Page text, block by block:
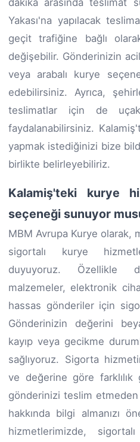
Yakası'na yapılacak
geçit trafiğine bağlı
değişebilir. Gönderinizin
veya arabalı kurye
edebilirsiniz. Ayrıca,
teslimatlar için de
faydalanabilirsiniz.
yapmak istediğinizi bize
birlikte belirleyebiliriz.
Kalamiş'teki kurye
seçeneği sunuyor
MBM Avrupa Kurye olarak,
sigortalı kurye
duyuyoruz. Özellikle
malzemeler, elektronik
hassas gönderiler için
Gönderinizin değerini
kayıp veya gecikme
sağlıyoruz. Sigorta
ve değerine göre
gönderinizi teslim
hakkında bilgi almanızı
hizmetlerimizde,